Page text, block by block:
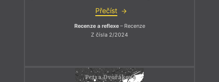
Přečíst
Recenze a reflexe– Recenze
Z čísla 2/2024